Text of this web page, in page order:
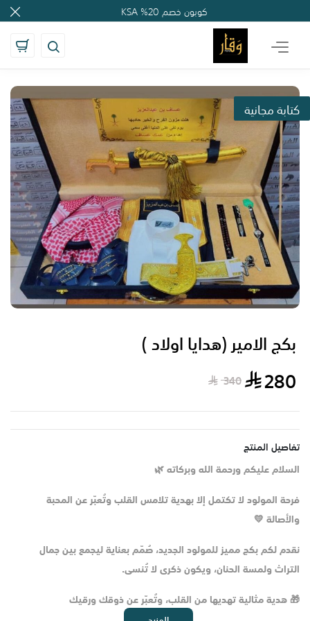
'); كوبون خصم 20% KSA
كتابة مجانية
بكج الامير (هدايا اولاد )
280
340
تفاصيل المنتج
السلام عليكم ورحمة الله وبركاته 🌿
فرحة المولود لا تكتمل إلا بهدية تلامس القلب وتُعبّر عن المحبة
والأصالة 💛
نقدم لكم بكج مميز للمولود الجديد، صُمّم بعناية ليجمع بين جمال
التراث ولمسة الحنان، ويكون ذكرى لا تُنسى.
🎁 هدية مثالية تهديها من القلب، وتُعبّر عن ذوقك ورقيك